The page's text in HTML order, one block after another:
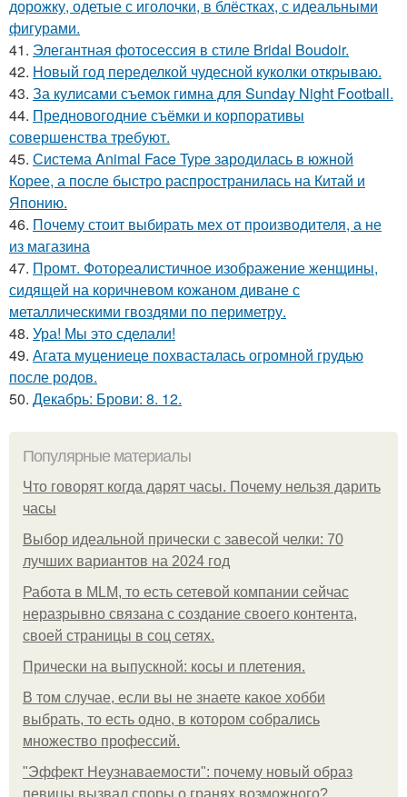
дорожку, одетые с иголочки, в блёстках, с идеальными
фигурами.
41. Элегантная фотосессия в стиле Bridal Boudoir.
42. Новый год переделкой чудесной куколки открываю.
43. За кулисами съемок гимна для Sunday Night Football.
44. Предновогодние съёмки и корпоративы
совершенства требуют.
45. Система Animal Face Type зародилась в южной
Корее, а после быстро распространилась на Китай и
Японию.
46. Почему стоит выбирать мех от производителя, а не
из магазина
47. Промт. Фотореалистичное изображение женщины,
сидящей на коричневом кожаном диване с
металлическими гвоздями по периметру.
48. Ура! Мы это сделали!
49. Агата муцениеце похвасталась огромной грудью
после родов.
50. Декабрь: Брови: 8. 12.
Популярные материалы
Что говорят когда дарят часы. Почему нельзя дарить
часы
Выбор идеальной прически с завесой челки: 70
лучших вариантов на 2024 год
Работа в MLM, то есть сетевой компании сейчас
неразрывно связана с создание своего контента,
своей страницы в соц сетях.
Прически на выпускной: косы и плетения.
В том случае, если вы не знаете какое хобби
выбрать, то есть одно, в котором собрались
множество профессий.
"Эффект Неузнаваемости": почему новый образ
певицы вызвал споры о гранях возможного?